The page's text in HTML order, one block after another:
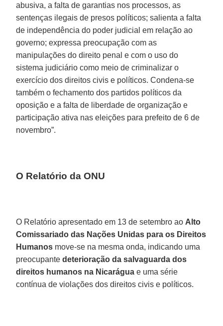
abusiva, a falta de garantias nos processos, as
sentenças ilegais de presos políticos; salienta a falta
de independência do poder judicial em relação ao
governo; expressa preocupação com as
manipulações do direito penal e com o uso do
sistema judiciário como meio de criminalizar o
exercício dos direitos civis e políticos. Condena-se
também o fechamento dos partidos políticos da
oposição e a falta de liberdade de organização e
participação ativa nas eleições para prefeito de 6 de
novembro”.
O Relatório da ONU
O Relatório apresentado em 13 de setembro ao Alto
Comissariado das Nações Unidas para os Direitos
Humanos move-se na mesma onda, indicando uma
preocupantedeterioração da salvaguarda dos
direitos humanos na Nicarágua e uma série
contínua de violações dos direitos civis e políticos.